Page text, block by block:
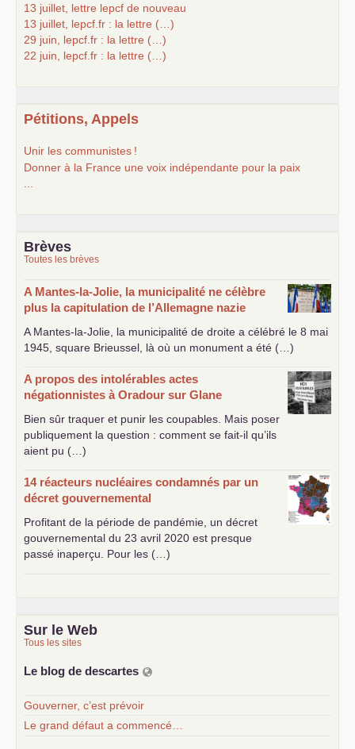
13 juillet, lettre lepcf de nouveau
13 juillet, lepcf.fr : la lettre (…)
29 juin, lepcf.fr : la lettre (…)
22 juin, lepcf.fr : la lettre (…)
Pétitions, Appels
Unir les communistes !
Donner à la France une voix indépendante pour la paix
Brèves
Toutes les brèves
A Mantes-la-Jolie, la municipalité ne célèbre
plus la capitulation de l’Allemagne nazie
A Mantes-la-Jolie, la municipalité de droite a célébré le 8 mai
1945, square Brieussel, là où un monument a été (…)
A propos des intolérables actes
négationnistes à Oradour sur Glane
Bien sûr traquer et punir les coupables. Mais poser
publiquement la question : comment se fait-il qu’ils
aient pu (…)
14 réacteurs nucléaires condamnés par un
décret gouvernemental
Profitant de la période de pandémie, un décret
gouvernemental du 23 avril 2020 est presque
passé inaperçu. Pour les (…)
Sur le Web
Tous les sites
Le blog de descartes
Gouverner, c’est prévoir
Le grand défaut a commencé…